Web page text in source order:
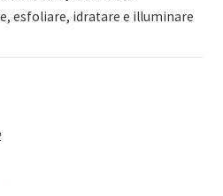
esfoliare, idratare e illuminare